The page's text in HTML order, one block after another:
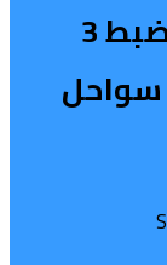
كانت على متن 3 زوارق: ضبط 3
سواحل